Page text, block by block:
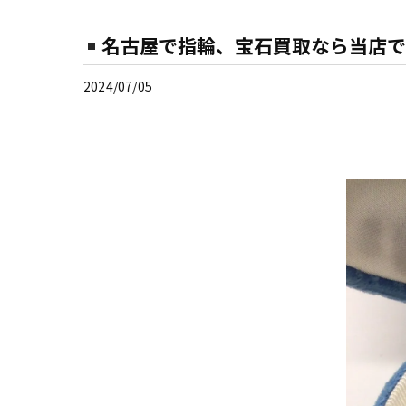
名古屋で指輪、宝石買取なら当店
2024/07/05